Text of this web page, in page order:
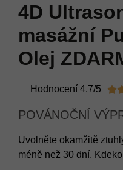
4D
masážní
Olej
Hodnocení 4.7/5 
POVÁNOČNÍ
Uvolněte okamžitě
méně než 30 dní.